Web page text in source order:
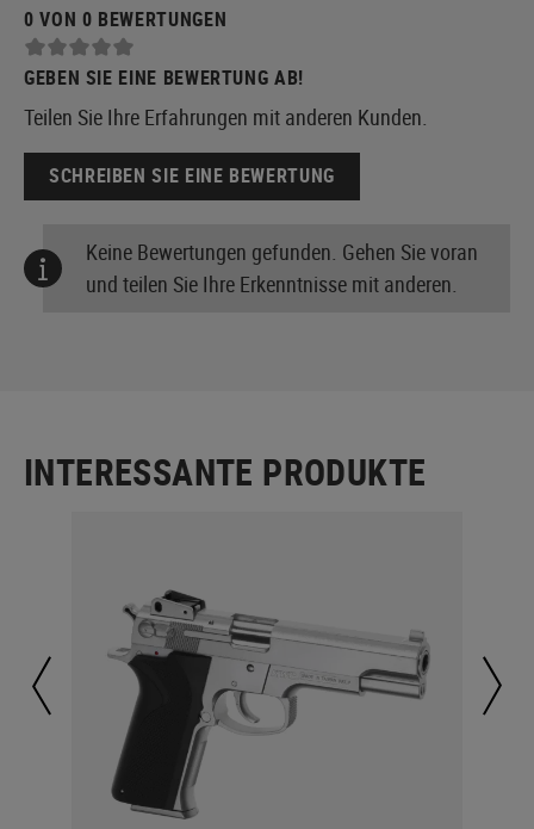
0 VON 0 BEWERTUNGEN
GEBEN SIE EINE BEWERTUNG AB!
Teilen Sie Ihre Erfahrungen mit anderen Kunden.
SCHREIBEN SIE EINE BEWERTUNG
Keine Bewertungen gefunden. Gehen Sie voran
und teilen Sie Ihre Erkenntnisse mit anderen.
INTERESSANTE PRODUKTE